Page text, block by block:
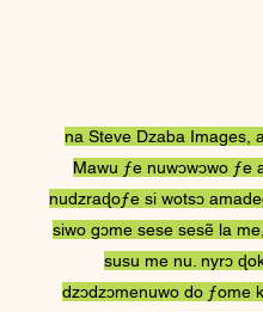
na Steve Dzaba Images,
Mawu ƒe nuwɔwɔwo ƒe
nudzraɖoƒe si wotsɔ
siwo gɔme sese sesẽ la
susu me nu. nyrɔ
dzɔdzɔmenuwo do ƒome